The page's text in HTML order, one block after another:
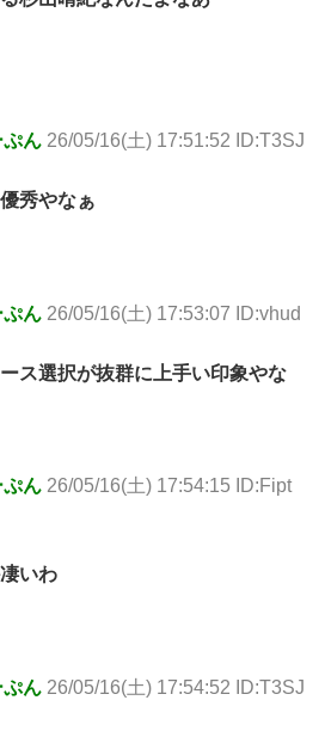
ん 26/05/16(土) 17:51:52 ID:T3SJ
秀やなぁ
ん 26/05/16(土) 17:53:07 ID:vhud
ス選択が抜群に上手い印象やな
ん 26/05/16(土) 17:54:15 ID:Fipt
いわ
ん 26/05/16(土) 17:54:52 ID:T3SJ